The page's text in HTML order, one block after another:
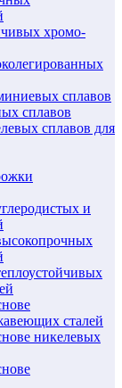
хромо-
сплавов
сплавов
сплавов для
и
сталей
никелевых